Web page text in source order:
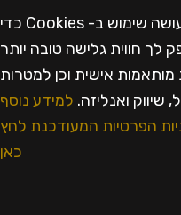
האתר עושה שימוש ב- Cookies כדי
לך חווית גלישה טובה יותר
מותאמות אישית וכן למטרות
שיווק ואנליזה. למידע נוסף
הפרטיות המעודכנת לחץ
כאן